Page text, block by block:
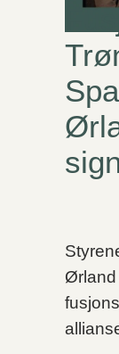
Ørland